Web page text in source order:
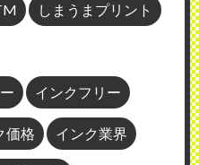
しまうまプリント
インクフリー
価格 インク業界